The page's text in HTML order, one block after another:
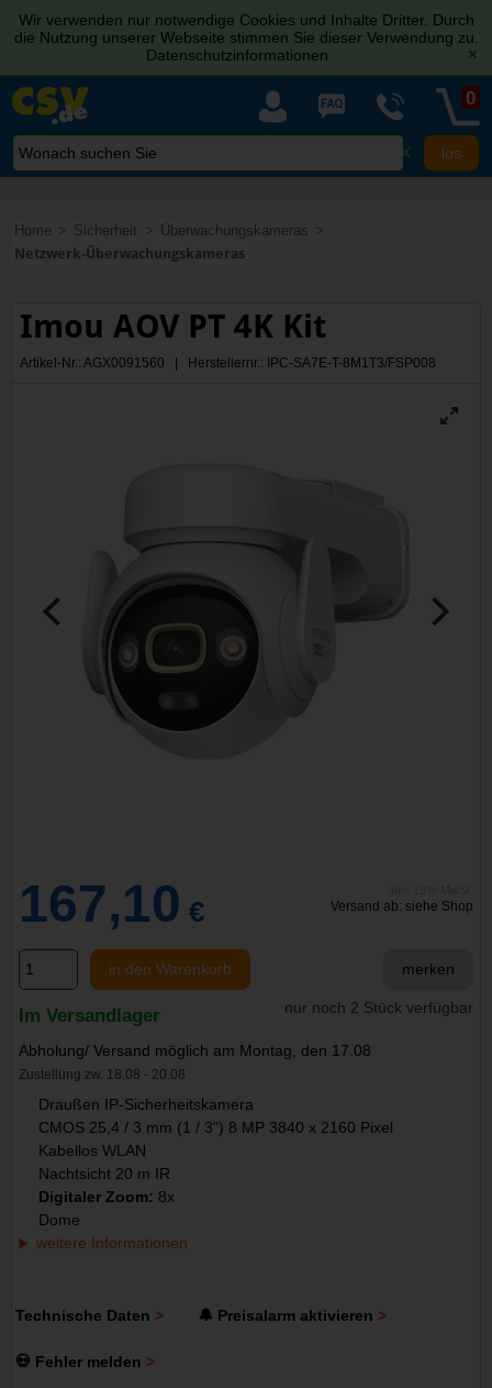
Wir verwenden nur notwendige Cookies und Inhalte Dritter. Durch
die Nutzung unserer Webseite stimmen Sie dieser Verwendung zu.
Datenschutzinformationen
[x]
X
0
Home Sicherheit
Überwachungskameras
Netzwerk-Überwachungskameras
Imou AOV PT 4K Kit
Artikel-Nr.: AGX0091560 | Herstellernr.: IPC-SA7E-T-8M1T3/FSP008
167,10 € Versand ab: siehe Shop
in den Warenkorb merken
Im Versandlager nur noch 2 Stück verfügbar
Abholung/ Versand möglich am Montag, den 17.08
Zustellung zw. 18.08 - 20.08
Draußen IP-Sicherheitskamera
CMOS 25,4 / 3 mm (1 / 3") 8 MP 3840 x 2160 Pixel
Kabellos WLAN
Nachtsicht 20 m IR
Digitaler Zoom: 8x
Dome
weitere Informationen
Technische Daten 🔔 Preisalarm aktivieren
💀 Fehler melden